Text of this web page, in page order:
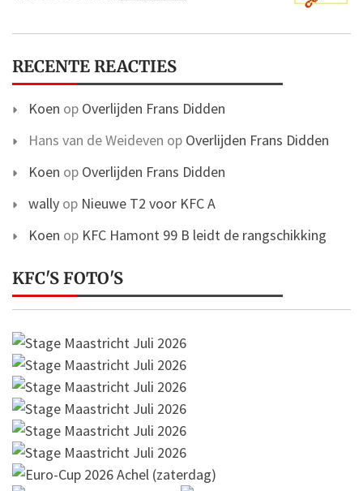
RECENTE REACTIES
Koen op Overlijden Frans Didden
Hans van de Weideven op Overlijden Frans Didden
Koen op Overlijden Frans Didden
wally op Nieuwe T2 voor KFC A
Koen op KFC Hamont 99 B leidt de rangschikking
KFC'S FOTO'S